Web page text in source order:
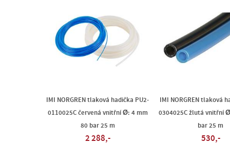
IMI NORGREN tlaková hadička PU2-
0110025C červená vnitřní Ø: 4 mm
80 bar 25 m
2 288,-
IMI NORGREN tlaková
0304025C žlutá vnitřní
bar 25 m
530,-